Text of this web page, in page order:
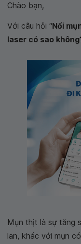
Chào bạn,
Với câu hỏi “Nổi
laser có sao
Mụn thịt là sự tăng
lan, khác với mụn